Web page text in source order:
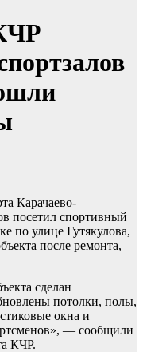
Карачаево-
посетил спортивный
по улице Гутякулова,
после ремонта,
сделан
потолки, полы,
окна и
— сообщили
КЧР.